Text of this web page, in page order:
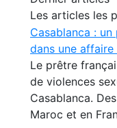
Les articles les
Casablanca :
dans une
Le prêtre
de violences
Casablanca.
Maroc et en